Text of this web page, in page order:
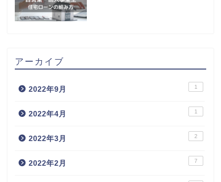
アーカイブ
2022年9月 1
2022年4月 1
2022年3月 2
2022年2月 7